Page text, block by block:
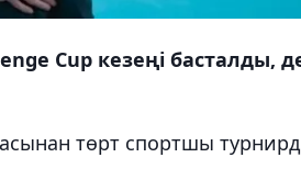
Cup кезеңі басталды,
төрт спортшы